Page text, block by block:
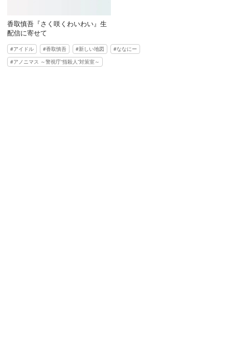
香取慎吾『さく咲くわいわい』生
配信に寄せて
アイドル 香取慎吾 新しい地図
ななにー
アノニマス ～警視庁“指殺人”対策室～